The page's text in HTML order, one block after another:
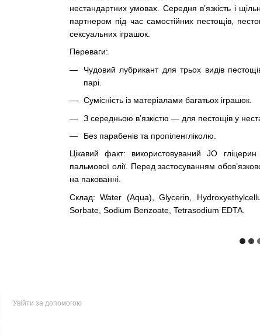
нестандартних умовах. Середня в’язкість і
партнером під час самостійних пестощів,
сексуальних іграшок.
Переваги:
Чудовий лубрикант для трьох видів
парі.
Сумісність із матеріалами багатьох іграшок.
З середньою в’язкістю — для пестощів у
Без парабенів та пропіленгліколю.
Цікавий факт: використовуваний JO
пальмової олії. Перед застосуванням
на пакованні.
Склад: Water (Aqua), Glycerin,
Sorbate, Sodium Benzoate, Tetrasodium EDTA.
Увійти за допомогою